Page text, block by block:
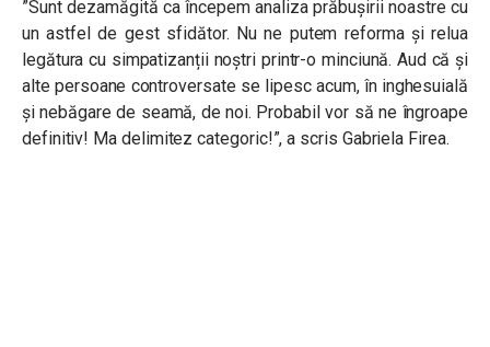
”Sunt dezamăgită ca începem analiza prăbușirii noastre cu
un astfel de gest sfidător. Nu ne putem reforma și relua
legătura cu simpatizanții noștri printr-o minciună. Aud că și
alte persoane controversate se lipesc acum, în inghesuială
și nebăgare de seamă, de noi. Probabil vor să ne îngroape
definitiv! Ma delimitez categoric!”, a scris Gabriela Firea.